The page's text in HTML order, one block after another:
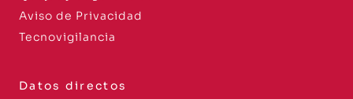
Aviso de Privacidad
Tecnovigilancia
Datos directos